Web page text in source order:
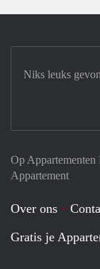
Op
Appartement
Over ons
Gratis je
Niks leuks